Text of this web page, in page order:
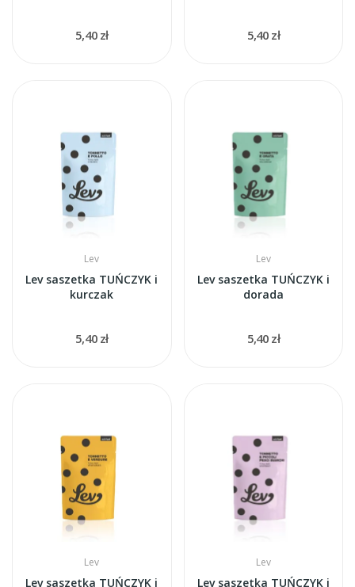
5,40 zł 5,40 zł
Lev
Lev saszetka TUŃCZYK i
kurczak
5,40 zł
Lev
Lev saszetka TUŃCZYK i
dorada
5,40 zł
Lev
Lev saszetka TUŃCZYK i
Lev
Lev saszetka TUŃCZYK i